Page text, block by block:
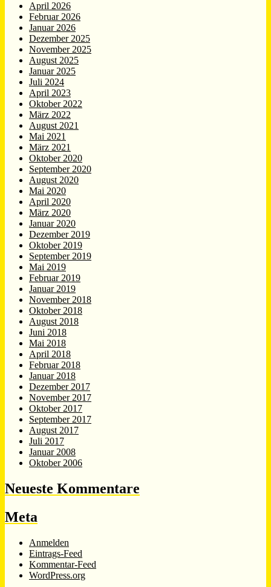
April 2026
Februar 2026
Januar 2026
Dezember 2025
November 2025
August 2025
Januar 2025
Juli 2024
April 2023
Oktober 2022
März 2022
August 2021
Mai 2021
März 2021
Oktober 2020
September 2020
August 2020
Mai 2020
April 2020
März 2020
Januar 2020
Dezember 2019
Oktober 2019
September 2019
Mai 2019
Februar 2019
Januar 2019
November 2018
Oktober 2018
August 2018
Juni 2018
Mai 2018
April 2018
Februar 2018
Januar 2018
Dezember 2017
November 2017
Oktober 2017
September 2017
August 2017
Juli 2017
Januar 2008
Oktober 2006
Neueste Kommentare
Meta
Anmelden
Eintrags-Feed
Kommentar-Feed
WordPress.org